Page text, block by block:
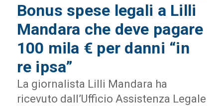
Bonus spese legali a Lilli
Mandara che deve pagare
100 mila € per danni “in
re ipsa”
La giornalista Lilli Mandara ha
ricevuto dall’Ufficio Assistenza Legale